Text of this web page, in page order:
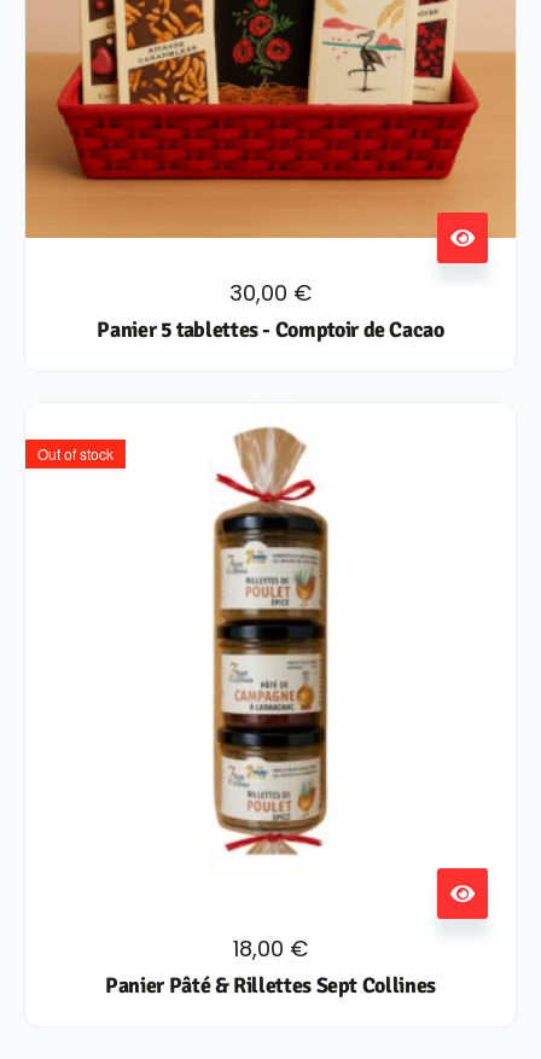
30,00 €
Panier 5 tablettes - Comptoir de Cacao
Out of stock
18,00 €
Panier Pâté & Rillettes Sept Collines